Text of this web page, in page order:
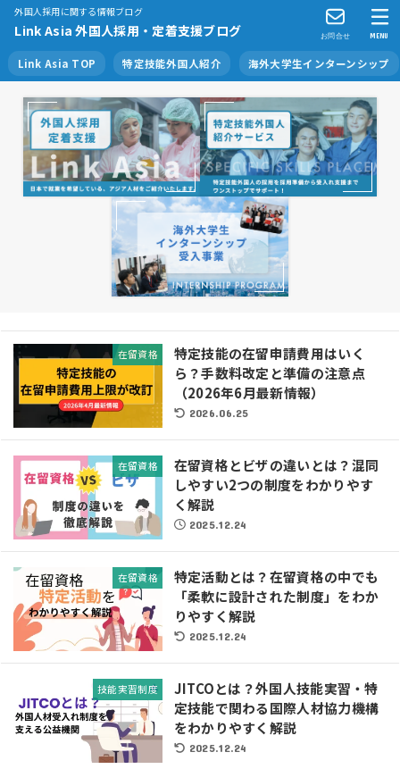
外国人採用に関する情報ブログ
Link Asia 外国人採用・定着支援ブログ
Link Asia TOP 特定技能外国人紹介 海外大学生インターンシップ
お問合せ MENU
在留資格
特定技能の在留申請費用はいく
ら？手数料改定と準備の注意点
（2026年6月最新情報）
2026.06.25
在留資格
在留資格とビザの違いとは？混同
しやすい2つの制度をわかりやす
く解説
2025.12.24
在留資格
特定活動とは？在留資格の中でも
「柔軟に設計された制度」をわか
りやすく解説
2025.12.24
技能実習制度
JITCOとは？外国人技能実習・特
定技能で関わる国際人材協力機構
をわかりやすく解説
2025.12.24